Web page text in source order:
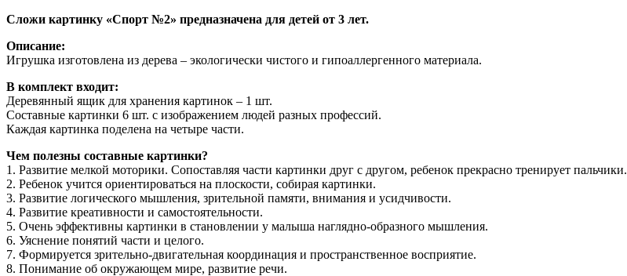
Сложи картинку «Спорт №2» предназначена для детей от 3 лет.
Описание:
Игрушка изготовлена из дерева – экологически чистого и гипоаллергенного материала.
В комплект входит:
Деревянный ящик для хранения картинок – 1 шт.
Составные картинки 6 шт. с изображением людей разных профессий.
Каждая картинка поделена на четыре части.
Чем полезны составные картинки?
1. Развитие мелкой моторики. Сопоставляя части картинки друг с другом, ребенок прекрасно тренирует пальчики.
2. Ребенок учится ориентироваться на плоскости, собирая картинки.
3. Развитие логического мышления, зрительной памяти, внимания и усидчивости.
4. Развитие креативности и самостоятельности.
5. Очень эффективны картинки в становлении у малыша наглядно-образного мышления.
6. Уяснение понятий части и целого.
7. Формируется зрительно-двигательная координация и пространственное восприятие.
8. Понимание об окружающем мире, развитие речи.